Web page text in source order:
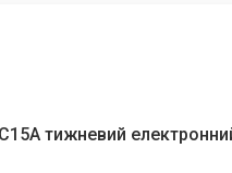
тижневий